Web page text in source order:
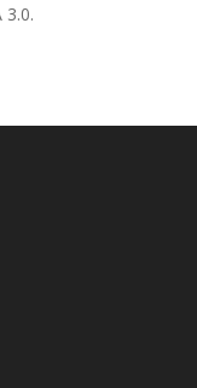
3.0.